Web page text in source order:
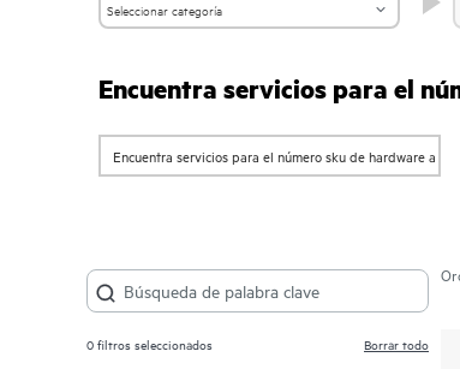
Encuentra servicios para el
0filtros seleccionados Borrar todo